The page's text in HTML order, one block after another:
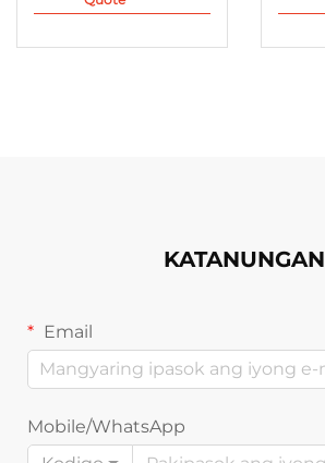
KATANUNGAN
Email
Mobile/WhatsApp